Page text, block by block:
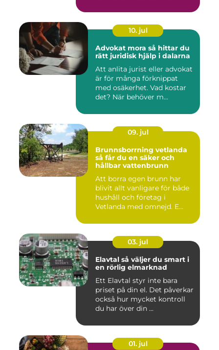
10. jul
Advokat mora så hittar du
rätt juridisk hjälp i dalarna
Att anlita jurist eller advokat
är för många förknippat
med osäkerhet. Vad kostar
det? När behöver m...
09. jul
Brunnsborrning vetlanda
så får du en säker och
hållbar vattenbrunn
Att borra egen brunn har
blivit allt vanligare för både
hushåll och företag i
Vetlanda med omnejd. E...
03. jul
Elavtal så väljer du smart i
en rörlig elmarknad
Ett Elavtal styr inte bara
priset på din el. Det påverkar
också hur mycket kontroll
du har över din ...
01. jul